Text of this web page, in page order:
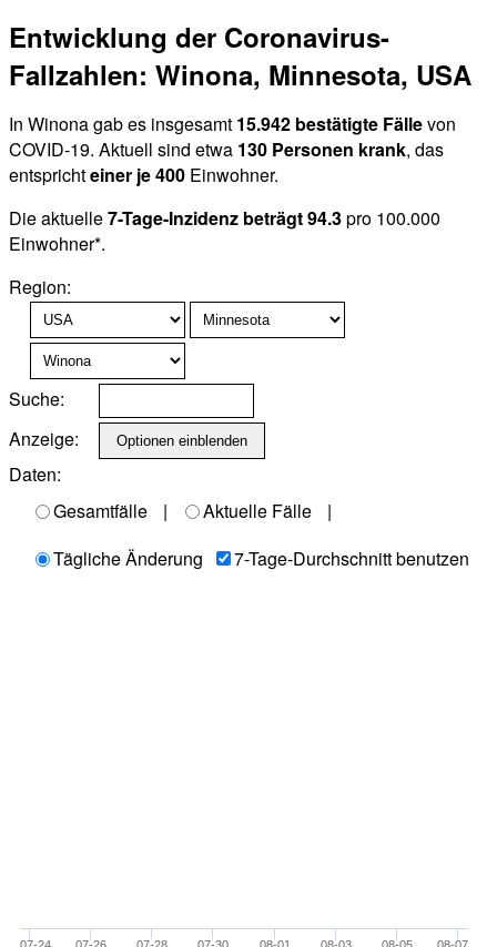
Entwicklung der Coronavirus-
Fallzahlen: Winona, Minnesota, USA
In Winona gab es insgesamt 15.942 bestätigte Fällevon
COVID-19. Aktuell sind etwa 130 Personen krank, das
entsprichteiner je 400 Einwohner.
Die aktuelle7-Tage-Inzidenz beträgt 94.3pro 100.000
Einwohner*.
Region:
Suche:
Anzeige:
Daten:
Gesamtfälle
| Aktuelle Fälle
|
Tägliche Änderung
7-Tage-Durchschnitt benutzen